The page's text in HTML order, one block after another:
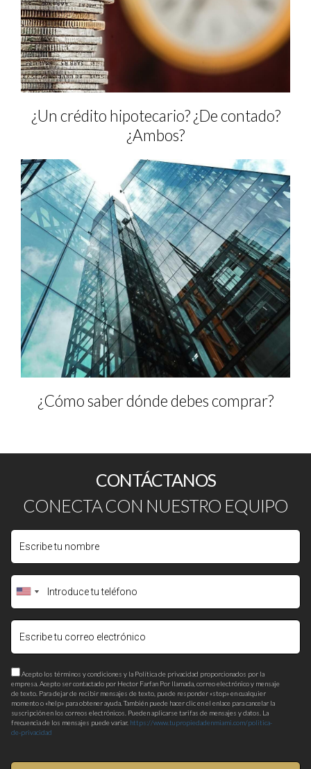
¿Un crédito hipotecario? ¿De contado?
¿Ambos?
¿Cómo saber dónde debes comprar?
CONTÁCTANOS
CONECTA CON NUESTRO EQUIPO
Acepto los términos y condiciones y la Política de privacidad proporcionados por la
empresa. Acepto ser contactado por Hector Farfan Por llamada, correo electrónico y mensaje
de texto. Para dejar de recibir mensajes de texto, puede responder «stop» en cualquier
momento o «help» para obtener ayuda. También puede hacer clic en el enlace para cancelar la
suscripción en los correos electrónicos. Pueden aplicarse tarifas de mensajes y datos. La
frecuencia de los mensajes puede variar. https://www.tupropiedadenmiami.com/politica-
de-privacidad